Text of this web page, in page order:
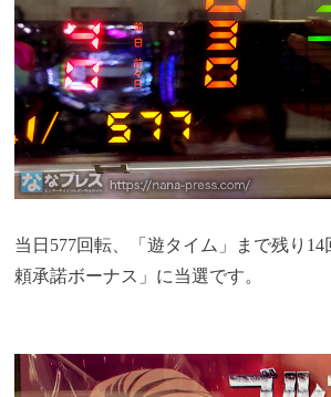
当日577回転、「遊タイム」まで残り
頼承諾ボーナス」に当選です。